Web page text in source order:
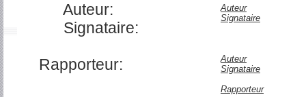
Auteur:
Signataire:
Rapporteur:
Auteur
Signataire
Auteur
Signataire
Rapporteur